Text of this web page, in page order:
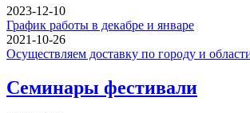
2023-12-10
График работы в декабре и январе
2021-10-26
Осуществляем доставку по городу и
Семинары фестивали